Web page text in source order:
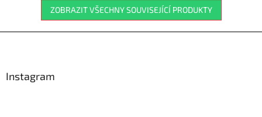
ZOBRAZIT VŠECHNY SOUVISEJÍCÍ PRODUKTY
Instagram